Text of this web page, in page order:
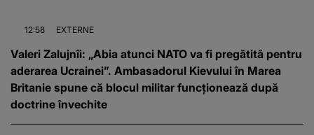
12:58 EXTERNE
Valeri Zalujnîi: „Abia atunci NATO va fi pregătită pentru
aderarea Ucrainei”. Ambasadorul Kievului în Marea
Britanie spune că blocul militar funcționează după
doctrine învechite